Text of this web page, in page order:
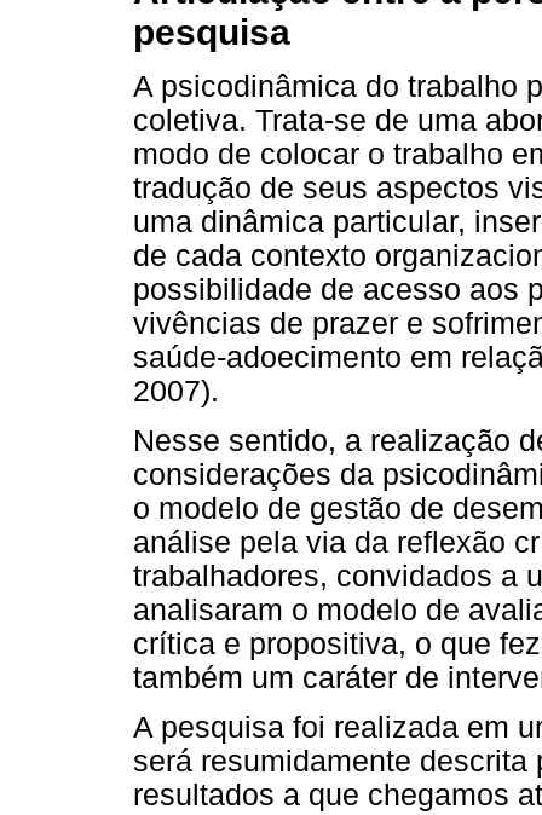
pesquisa
A psicodinâmica do trabalho
coletiva. Trata-se de uma
modo de colocar o trabalho
tradução de seus aspectos
uma dinâmica particular,
de cada contexto
possibilidade de acesso aos
vivências de prazer e
saúde-adoecimento em
2007).
Nesse sentido, a realização
considerações da
o modelo de gestão de
análise pela via da reflexão
trabalhadores, convidados a
analisaram o modelo de
crítica e propositiva, o que
também um caráter de
A pesquisa foi realizada em
será resumidamente
resultados a que chegamos